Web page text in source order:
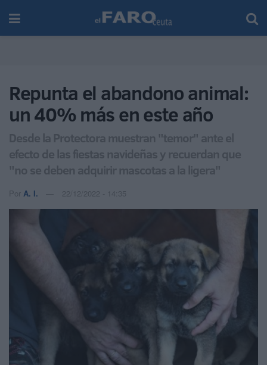
Repunta el abandono animal:
un 40% más en este año
Desde la Protectora muestran "temor" ante el
efecto de las fiestas navideñas y recuerdan que
"no se deben adquirir mascotas a la ligera"
Por A. I. 22/12/2022 - 14:35